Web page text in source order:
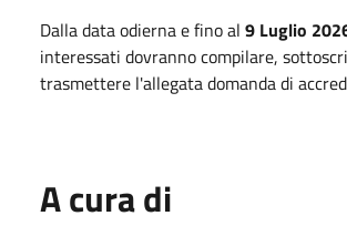
Dalla data odierna e fino al 9 Luglio
interessati dovranno compilare,
trasmettere l'allegata domanda di
A cura di